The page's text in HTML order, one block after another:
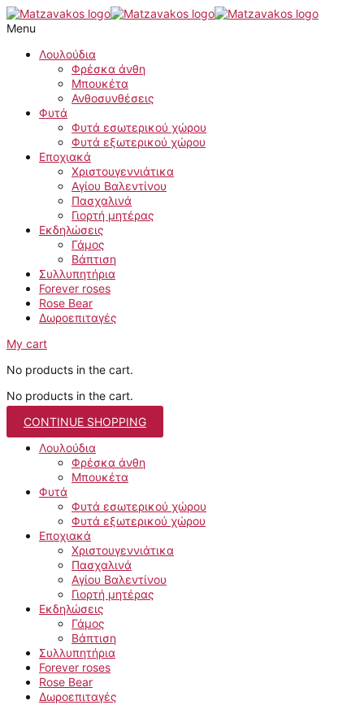
Skip
to
content
Menu
Λουλούδια
Φρέσκα άνθη
Μπουκέτα
Ανθοσυνθέσεις
Φυτά
Φυτά εσωτερικού χώρου
Φυτά εξωτερικού χώρου
Εποχιακά
Χριστουγεννιάτικα
Αγίου Βαλεντίνου
Πασχαλινά
Γιορτή μητέρας
Εκδηλώσεις
Γάμος
Βάπτιση
Συλλυπητήρια
Forever roses
Rose Bear
Δωροεπιταγές
My cart
No products in the cart.
No products in the cart.
CONTINUE SHOPPING
Λουλούδια
Φρέσκα άνθη
Μπουκέτα
Φυτά
Φυτά εσωτερικού χώρου
Φυτά εξωτερικού χώρου
Εποχιακά
Χριστουγεννιάτικα
Πασχαλινά
Αγίου Βαλεντίνου
Γιορτή μητέρας
Εκδηλώσεις
Γάμος
Βάπτιση
Συλλυπητήρια
Forever roses
Rose Bear
Δωροεπιταγές
Artificial
bouquet
of
pastel
ecru
peonies
quantity